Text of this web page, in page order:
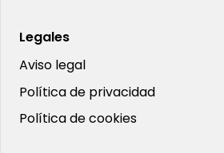
Legales
Aviso legal
Política de privacidad
Política de cookies